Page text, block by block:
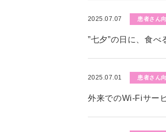
2025.07.07 患者さん
”七夕”の日に、食
2025.07.01 患者さん
外来でのWi-Fiサー